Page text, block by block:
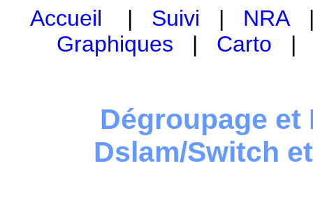
Accueil | Suivi | NRA
Graphiques | Carto
Dégroupage et
Dslam/Switch